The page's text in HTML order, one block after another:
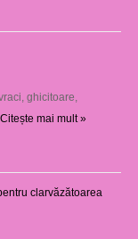
ghicitoare,
Citește mai mult »
clarvăzătoarea